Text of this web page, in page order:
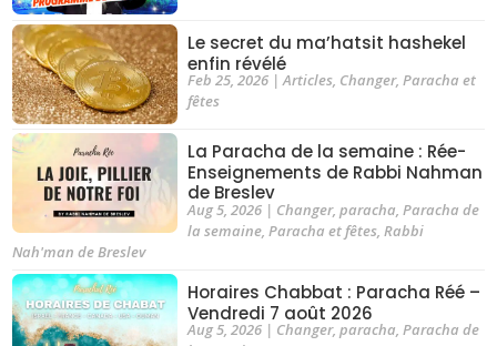
Le secret du ma’hatsit hashekel
enfin révélé
Feb 25, 2026|Articles, Changer, Paracha et
fêtes
La Paracha de la semaine : Rée-
Enseignements de Rabbi Nahman
de Breslev
Aug 5, 2026| Changer, paracha, Paracha de
la semaine, Paracha et fêtes, Rabbi
Nah'man de Breslev
Horaires Chabbat : Paracha Réé –
Vendredi 7 août 2026
Aug 5, 2026| Changer, paracha, Paracha de